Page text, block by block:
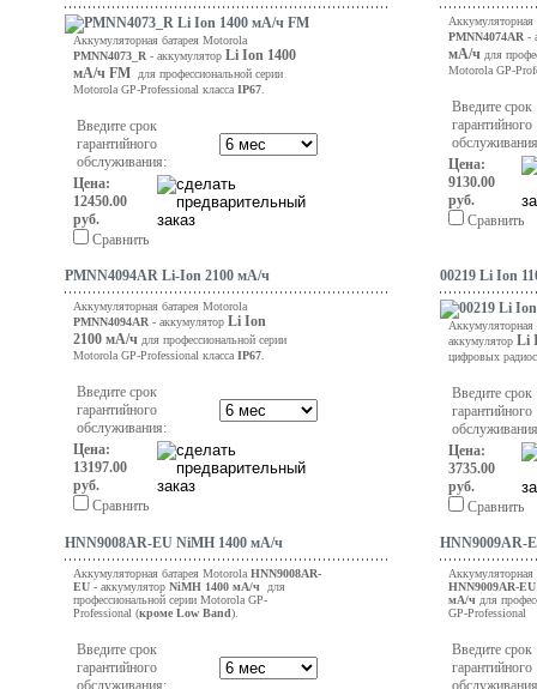
Аккумуляторная батарея Motorola
PMNN4073_R - аккумулятор Li Ion 1400
мА/ч FM для профессиональной серии
Motorola GP-Professional класса IP67
Введите срок
гарантийного
обслуживания:
Цена:
12450.00
руб.
Сравнить
Аккумуляторная
PMNN4074AR -
мА/ч для
Motorola GP-
Введите срок
гарантийного
Цена:
9130.00
руб.
Сравнить
PMNN4094AR Li-Ion 2100 мА/ч
Аккумуляторная батарея Motorola
PMNN4094AR - аккумулятор Li Ion
2100 мА/ч для профессиональной серии
Motorola GP-Professional класса IP67
Введите срок
гарантийного
обслуживания:
Цена:
13197.00
руб.
Сравнить
00219 Li Ion
аккумулятор Li
цифровых
Введите срок
гарантийного
Цена:
3735.00
руб.
Сравнить
HNN9008AR-EU NiMH 1400 мА/ч
Аккумуляторная батарея Motorola HNN9008AR-
EU - аккумулятор NiMH 1400 мА/ч
для
профессиональной серии Motorola GP-
Professional (кроме Low Band).
Введите срок
гарантийного
обслуживания:
HNN9009AR-
Аккумуляторная
HNN9009AR-EU
мА/ч для
GP-Professional
Введите срок
гарантийного